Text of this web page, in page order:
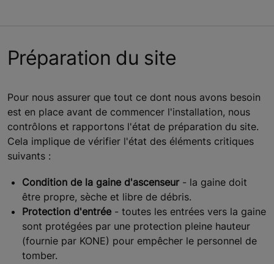
Préparation du site
Pour nous assurer que tout ce dont nous avons besoin
est en place avant de commencer l'installation, nous
contrôlons et rapportons l'état de préparation du site.
Cela implique de vérifier l'état des éléments critiques
suivants :
Condition de la gaine d'ascenseur- la gaine doit
être propre, sèche et libre de débris.
Protection d'entrée - toutes les entrées vers la gaine
sont protégées par une protection pleine hauteur
(fournie par KONE) pour empêcher le personnel de
tomber.